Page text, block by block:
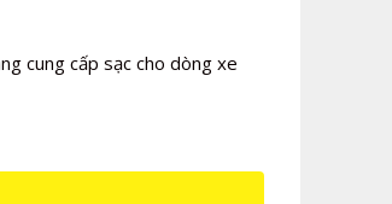
cung cấp sạc cho dòng xe